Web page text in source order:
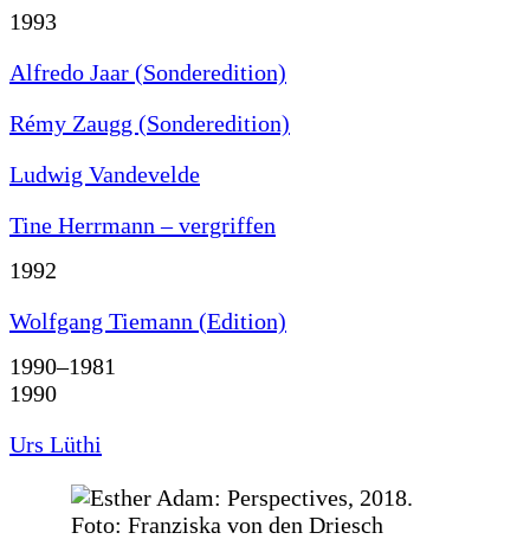
1993
Alfredo Jaar (Sonderedition)
Rémy Zaugg (Sonderedition)
Ludwig Vandevelde
Tine Herrmann – vergriffen
1992
Wolfgang Tiemann (Edition)
1990–1981
1990
Urs Lüthi